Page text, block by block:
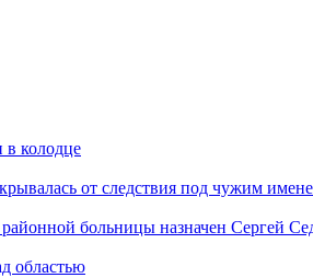
колодце
от следствия под чужим
больницы назначен Сергей
областью